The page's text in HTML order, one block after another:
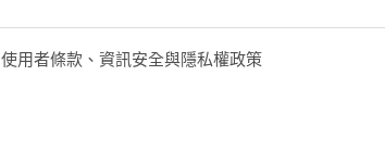
使用者條款、資訊安全與隱私權政策